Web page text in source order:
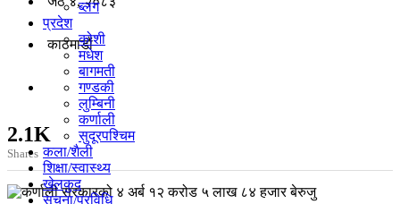
ब्लग
प्रदेश
कोशी
मधेश
बागमती
गण्डकी
लुम्बिनी
कर्णाली
सुदूरपश्चिम
कला/शैली
शिक्षा/स्वास्थ्य
खेलकुद
सूचना/प्रविधि
काठमाडाैं
2.1K
Shares